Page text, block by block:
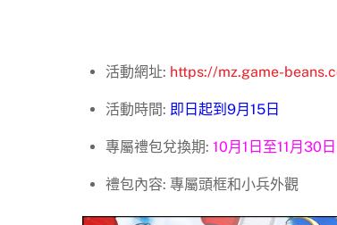
活動網址: https://mz.game-
活動時間: 即日起到9月15日
專屬禮包兌換期: 10月1日至11月30日
禮包內容: 專屬頭框和小兵外觀